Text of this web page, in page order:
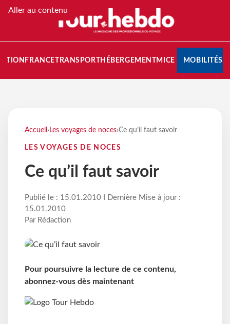
Aller au contenu
FRANCETRANSPORT HÉBERGEMENTMICE MOBILITÉS
Accueil › Les voyages de noces›Ce qu’il faut savoir
LES VOYAGES DE NOCES
Ce qu’il faut savoir
Publié le : 15.01.2010 I Dernière Mise à jour :
15.01.2010
Par Rédaction
Pour poursuivre la lecture de ce contenu,
abonnez-vous dès maintenant